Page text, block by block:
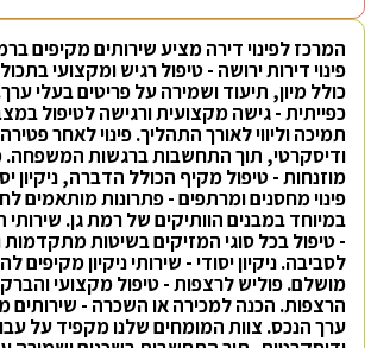
המרכז לפינוי דירה מציע שירותים מקיפים
פינוי דירות ירושה - טיפול רגיש ומקצועי
כולל מיון, תיעוד ושמירה על פריטים בעלי
כפייתית - גישה מקצועית ורגישה לטיפול
תמיכה וליווי לאורך התהליך. פינוי לאחר
ודיסקרטי, תוך התחשבות ברגשות המשפחה.
מוזנחות - טיפול מקיף הכולל הדברה, ניקיון
פינוי מחסנים ומרתפים - פתרונות מותאמים
במיוחד במבנים הוותיקים של רמת גן.
- טיפול בכל סוגי המזיקים בשיטות מתקדמות
לסביבה. ניקיון יסודי - שירותי ניקיון
מושלם. פוליש לרצפות - טיפול מקצועי
הרצפות. הכנה למכירה או השכרה -
ערך הנכס. צוות המומחים שלנו מקפיד על